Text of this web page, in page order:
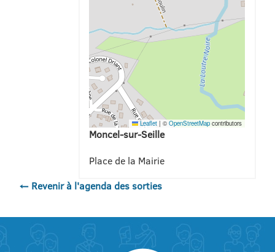
Leaflet | ©OpenStreetMap contributors
Moncel-sur-Seille
Place de la Mairie
← Revenir à l'agenda des sorties